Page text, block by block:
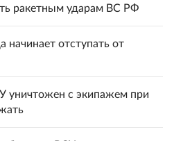
ракетным ударам ВС РФ
начинает отступать от
уничтожен с экипажем при